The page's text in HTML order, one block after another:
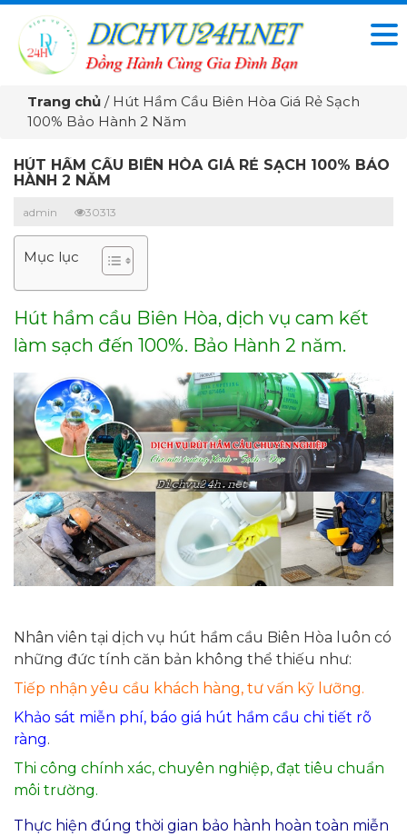
Trang chủ / Hút Hầm Cầu Biên Hòa Giá Rẻ Sạch
100% Bảo Hành 2 Năm
HÚT HẦM CẦU BIÊN HÒA GIÁ RẺ SẠCH 100% BẢO
HÀNH 2 NĂM
admin 30313
Mục lục
Hút hầm cầu Biên Hòa, dịch vụ cam kết
làm sạch đến 100%. Bảo Hành 2 năm.
Nhân viên tại dịch vụ hút hầm cầu Biên Hòa luôn có
những đức tính căn bản không thể thiếu như:
Tiếp nhận yêu cầu khách hàng, tư vấn kỹ lưỡng.
Khảo sát miễn phí, báo giá hút hầm cầu chi tiết rõ
ràng.
Thi công chính xác, chuyên nghiệp, đạt tiêu chuẩn
môi trường.
Thực hiện đúng thời gian bảo hành hoàn toàn miễn